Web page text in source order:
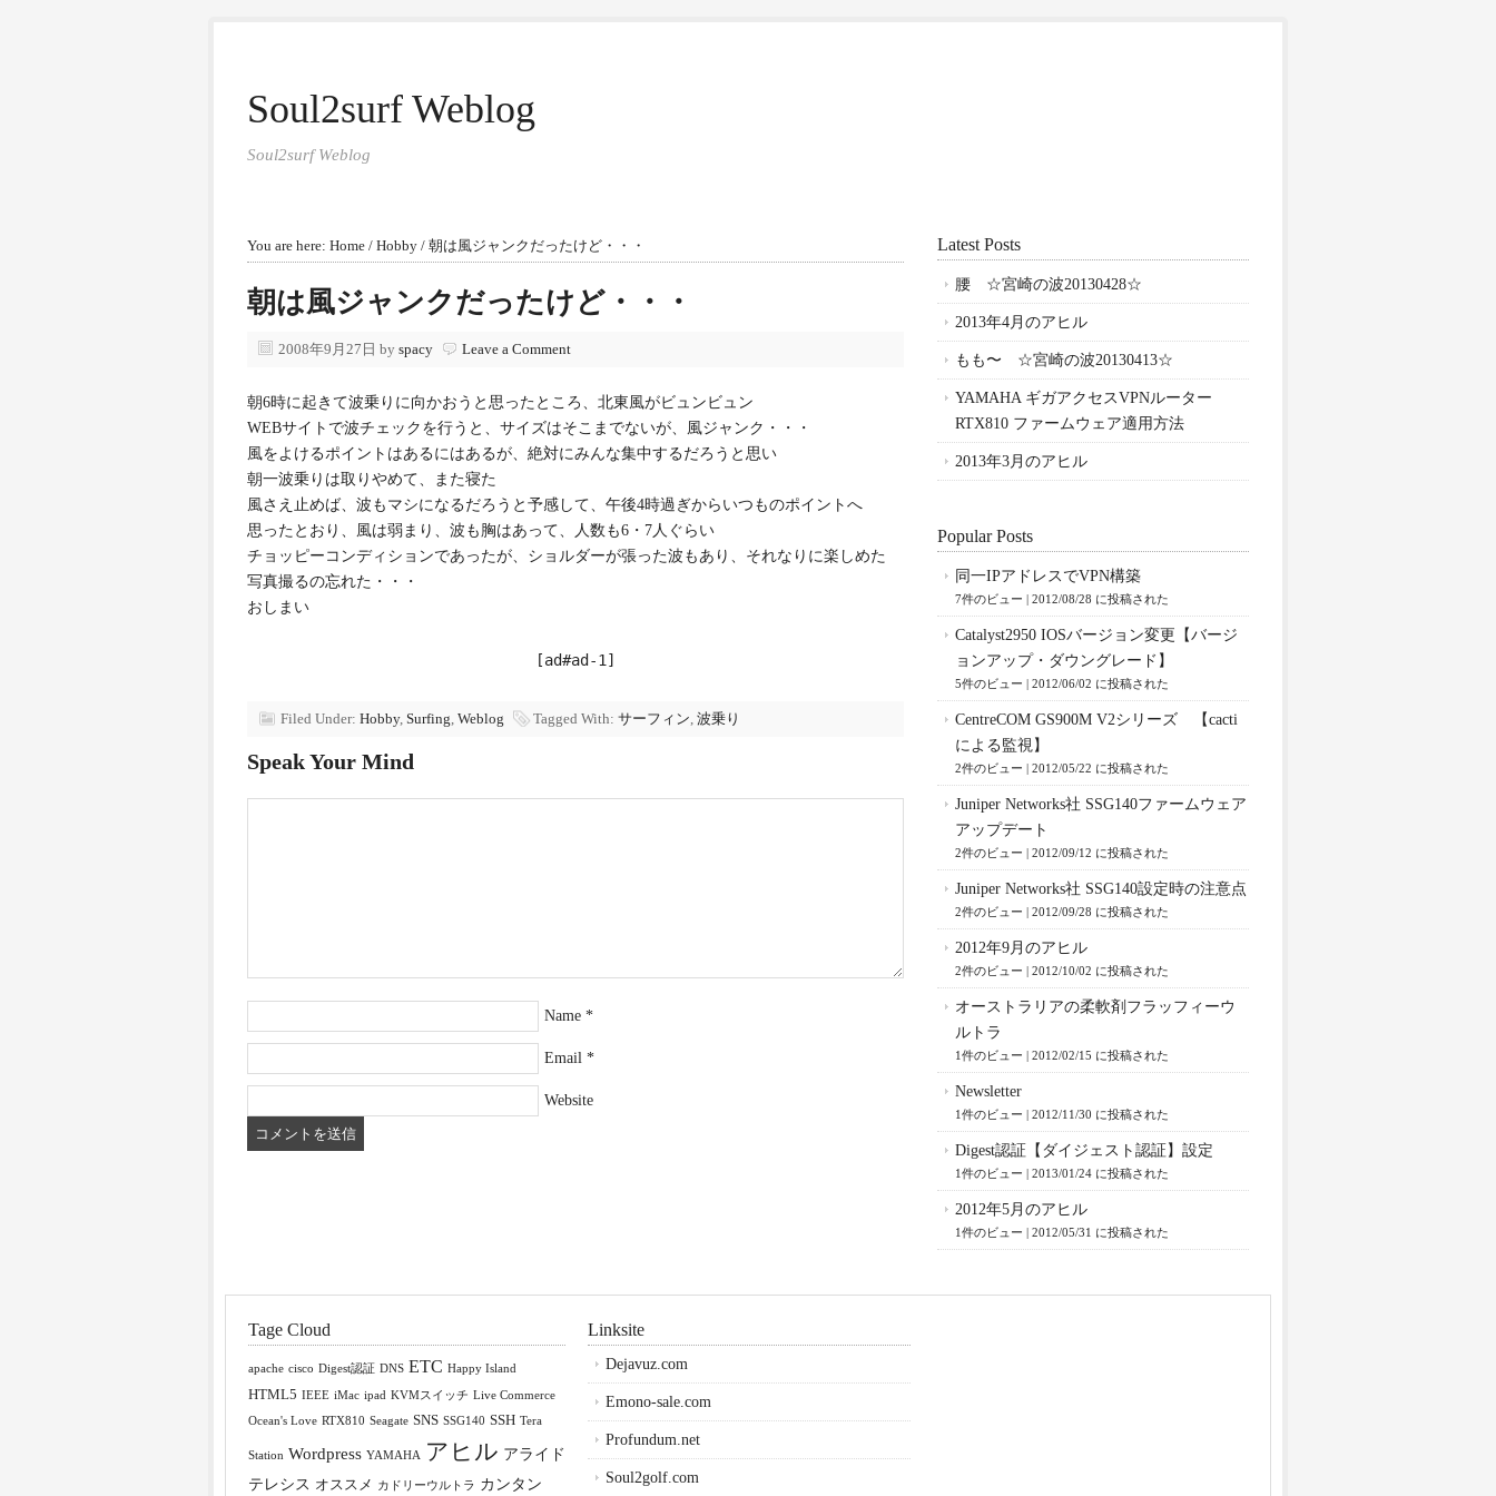
Soul2surf Weblog
Soul2surf Weblog
You are here: Home / Hobby / 朝は風ジャンクだったけど・・・
朝は風ジャンクだったけど・・・
2008年9月27日 by spacy Leave a Comment
朝6時に起きて波乗りに向かおうと思ったところ、北東風がビュンビュン
WEBサイトで波チェックを行うと、サイズはそこまでないが、風ジャンク・・・
風をよけるポイントはあるにはあるが、絶対にみんな集中するだろうと思い
朝一波乗りは取りやめて、また寝た
風さえ止めば、波もマシになるだろうと予感して、午後4時過ぎからいつものポイントへ
思ったとおり、風は弱まり、波も胸はあって、人数も6・7人ぐらい
チョッピーコンディションであったが、ショルダーが張った波もあり、それなりに楽しめた
写真撮るの忘れた・・・
おしまい
[ad#ad-1]
Filed Under: Hobby, Surfing, Weblog Tagged With: サーフィン, 波乗り
Speak Your Mind
Name *
Email *
Website
Latest Posts
腰 ☆宮崎の波20130428☆
2013年4月のアヒル
もも〜 ☆宮崎の波20130413☆
YAMAHA ギガアクセスVPNルーター
RTX810 ファームウェア適用方法
2013年3月のアヒル
Popular Posts
同一IPアドレスでVPN構築
7件のビュー | 2012/08/28 に投稿された
Catalyst2950 IOSバージョン変更【バージ
ョンアップ・ダウングレード】
5件のビュー | 2012/06/02 に投稿された
CentreCOM GS900M V2シリーズ 【cacti
による監視】
2件のビュー | 2012/05/22 に投稿された
Juniper Networks社 SSG140ファームウェア
アップデート
2件のビュー | 2012/09/12 に投稿された
Juniper Networks社 SSG140設定時の注意点
2件のビュー | 2012/09/28 に投稿された
2012年9月のアヒル
2件のビュー | 2012/10/02 に投稿された
オーストラリアの柔軟剤フラッフィーウ
ルトラ
1件のビュー | 2012/02/15 に投稿された
Newsletter
1件のビュー | 2012/11/30 に投稿された
Digest認証【ダイジェスト認証】設定
1件のビュー | 2013/01/24 に投稿された
2012年5月のアヒル
1件のビュー | 2012/05/31 に投稿された
Tage Cloud
apache cisco Digest認証 DNS ETC Happy Island
HTML5 IEEE iMac ipad KVMスイッチ Live Commerce
Ocean's Love RTX810 Seagate SNS SSG140 SSH Tera
Station Wordpress YAMAHA アヒル アライド
テレシス オススメ カドリーウルトラ カンタン
Linksite
Dejavuz.com
Emono-sale.com
Profundum.net
Soul2golf.com